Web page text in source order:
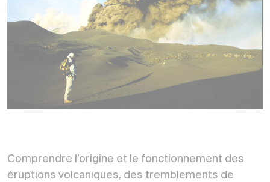
Comprendre l’origine et le fonctionnement des
éruptions volcaniques, des tremblements de